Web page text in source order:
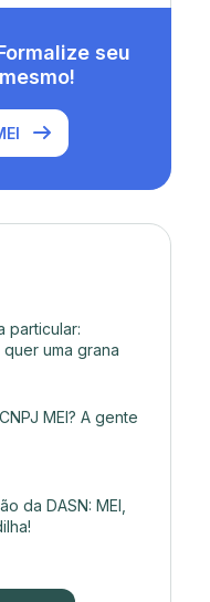
seu
particular:
uma grana
MEI? A gente
da DASN: MEI,